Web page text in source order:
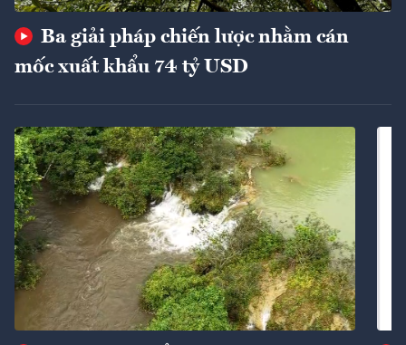
Ba giải pháp chiến lược nhằm cán
mốc xuất khẩu 74 tỷ USD